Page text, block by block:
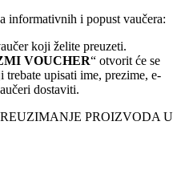
informativnih i popust vaučera:
koji želite preuzeti.
VOUCHER“ otvorit će se
upisati ime, prezime, e-
dostaviti.
PROIZVODA U